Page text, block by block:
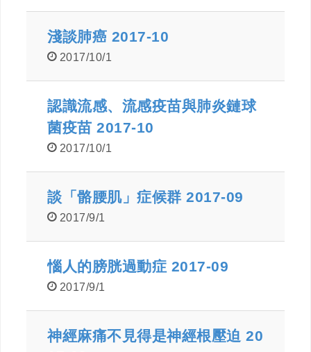
淺談肺癌 2017-10
2017/10/1
認識流感、流感疫苗與肺炎鏈球
菌疫苗 2017-10
2017/10/1
談「骼腰肌」症候群 2017-09
2017/9/1
惱人的膀胱過動症 2017-09
2017/9/1
神經麻痛不見得是神經根壓迫 20